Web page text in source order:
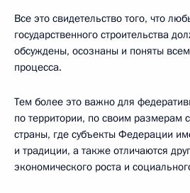
Все это свидетельство того, что
государственного строительства
обсуждены, осознаны и поняты
процесса.
Тем более это важно для
по территории, по своим размерам
страны, где субъекты Федерации
и традиции, а также отличаются
экономического роста и